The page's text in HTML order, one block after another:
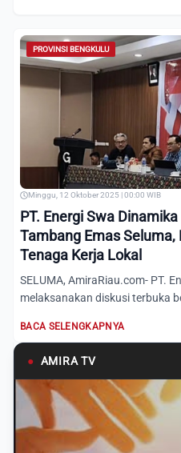
PROVINSI BENGKULU
Minggu, 12 Oktober 2025 | 00:00 WIB
PT. Energi Swa
Tambang Emas
Tenaga Kerja Lokal
SELUMA, AmiraRiau.com- PT.
melaksanakan diskusi terbuka
BACA SELENGKAPNYA
● AMIRA TV